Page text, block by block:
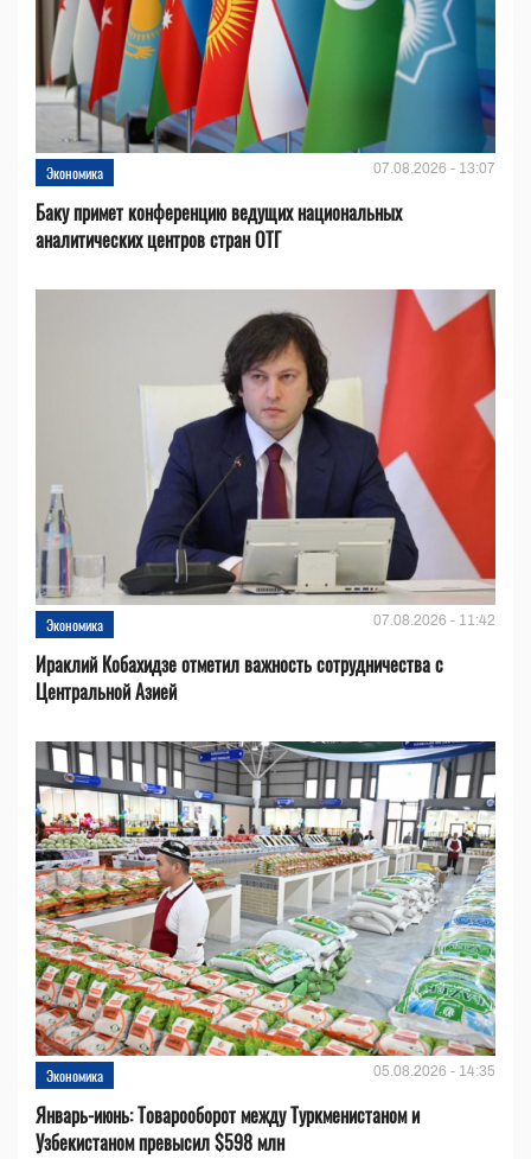
Экономика 07.08.2026 - 13:07
Баку примет конференцию ведущих национальных
аналитических центров стран ОТГ
Экономика 07.08.2026 - 11:42
Ираклий Кобахидзе отметил важность сотрудничества с
Центральной Азией
Экономика 05.08.2026 - 14:35
Январь-июнь: Товарооборот между Туркменистаном и
Узбекистаном превысил $598 млн